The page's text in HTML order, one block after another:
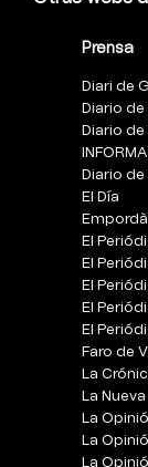
Prensa
Diari de
Diario
Diario de
Diario
El Día
Empordà
El
El
El
El
El
Faro de
La
La
La
La
La